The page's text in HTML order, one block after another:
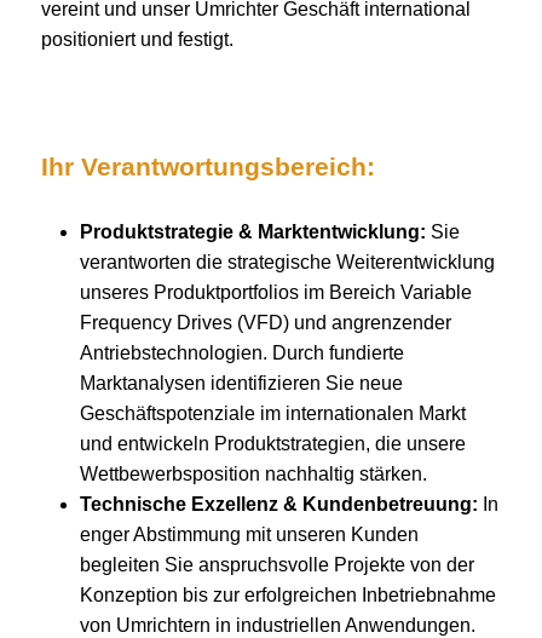
vereint und unser Umrichter Geschäft international
positioniert und festigt.
Ihr Verantwortungsbereich:
Produktstrategie & Marktentwicklung: Sie
verantworten die strategische Weiterentwicklung
unseres Produktportfolios im Bereich Variable
Frequency Drives (VFD) und angrenzender
Antriebstechnologien. Durch fundierte
Marktanalysen identifizieren Sie neue
Geschäftspotenziale im internationalen Markt
und entwickeln Produktstrategien, die unsere
Wettbewerbsposition nachhaltig stärken.
Technische Exzellenz & Kundenbetreuung: In
enger Abstimmung mit unseren Kunden
begleiten Sie anspruchsvolle Projekte von der
Konzeption bis zur erfolgreichen Inbetriebnahme
von Umrichtern in industriellen Anwendungen.